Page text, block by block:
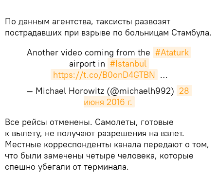
По данным агентства, таксисты развозят
пострадавших при взрыве по больницам Стамбула.
Another video coming from the #Ataturk
airport in #Istanbul
https://t.co/B0onD4GTBN …
— Michael Horowitz (@michaelh992) 28
июня 2016 г.
​Все рейсы отменены. Самолеты, готовые
к вылету, не получают разрешения на взлет.
Местные корреспонденты канала передают о том,
что были замечены четыре человека, которые
спешно убегали от терминала.